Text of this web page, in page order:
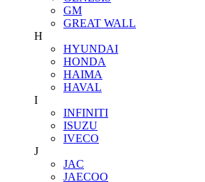
GM
GREAT WALL
H
HYUNDAI
HONDA
HAIMA
HAVAL
I
INFINITI
ISUZU
IVECO
J
JAC
JAECOO